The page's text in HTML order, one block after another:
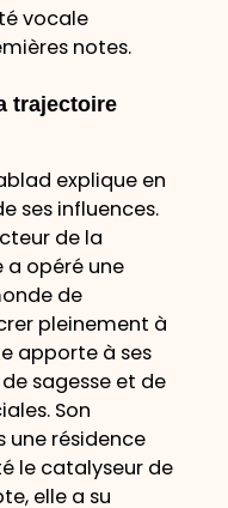
vocale
notes.
trajectoire
explique en
ses influences.
de la
a opéré une
de
pleinement à
apporte à ses
sagesse et de
Son
une résidence
le catalyseur de
elle a su